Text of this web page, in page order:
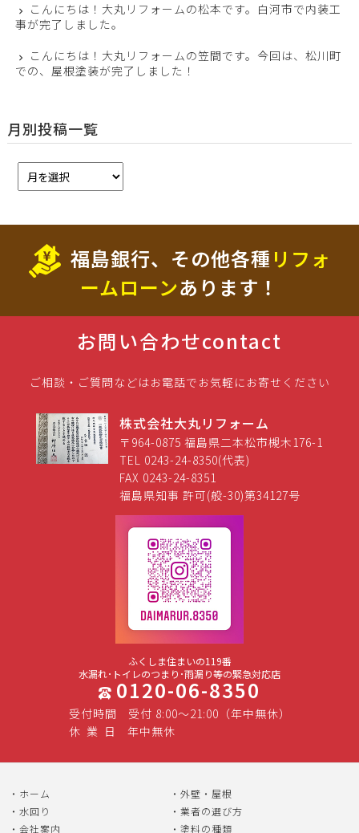
こんにちは！大丸リフォームの松本です。白河市で内装工
事が完了しました。
こんにちは！大丸リフォームの笠間です。今回は、松川町
での、屋根塗装が完了しました！
月別投稿一覧
福島銀行、その他各種 リフォ
ームローンあります！
お問い合わせcontact
ご相談・ご質問などはお電話でお気軽にお寄せください
株式会社大丸リフォーム
〒964-0875 福島県二本松市槻木176-1
TEL 0243-24-8350(代表)
FAX 0243-24-8351
福島県知事 許可(般-30)第34127号
ふくしま住まいの119番
水漏れ･トイレのつまり･雨漏り等の緊急対応店
0120-06-8350
受付時間
受付 8:00～21:00（年中無休）
休 業 日 年中無休
ホーム
外壁・屋根
水回り
業者の選び方
会社案内
塗料の種類